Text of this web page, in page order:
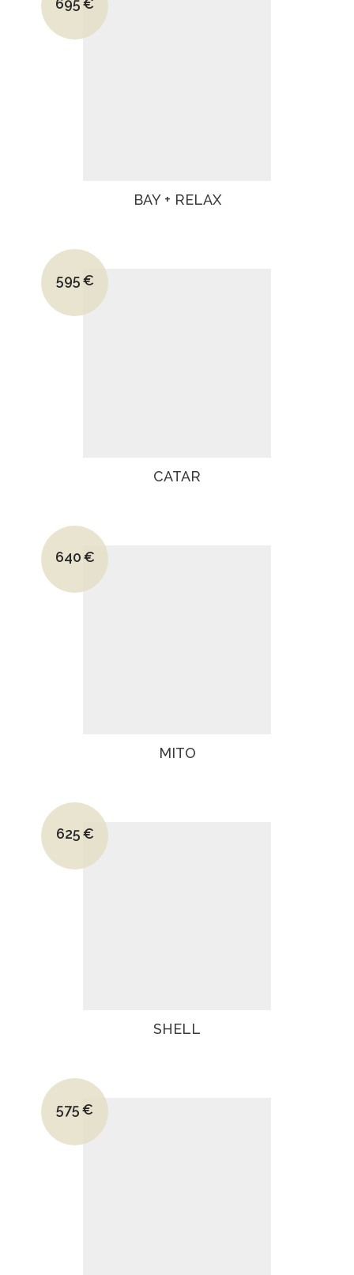
695€
Le prix actuel est : 695€.
BAY + RELAX
Le prix initial était : 830€.
595€
Le prix actuel est : 595€.
CATAR
Le prix initial était : 910€.
640€
Le prix actuel est : 640€.
MITO
Le prix initial était : 895€.
625€
Le prix actuel est : 625€.
SHELL
Le prix initial était : 830€.
575€
Le prix actuel est : 575€.